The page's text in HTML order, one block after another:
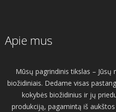
Apie mus
Mūsų pagrindinis tikslas –
biožidiniais. Dedame visas
kokybės biožidinius ir jų
produkciją, pagamintą iš